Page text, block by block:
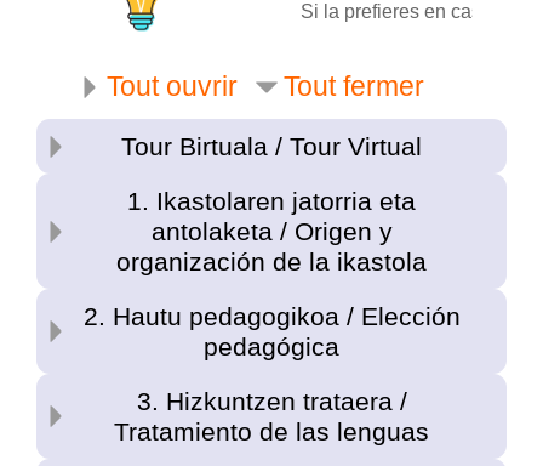
Si la prefieres en
Tout ouvrir Tout fermer
Tour Birtuala / Tour Virtual
1. Ikastolaren jatorria eta
antolaketa / Origen y
organización de la ikastola
2. Hautu pedagogikoa / Elección
pedagógica
3. Hizkuntzen trataera /
Tratamiento de las lenguas